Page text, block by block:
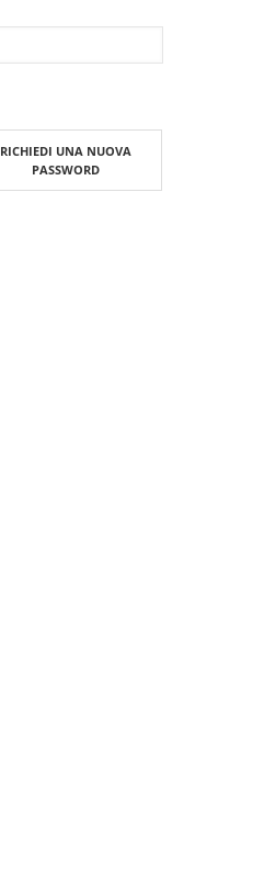
RICHIEDI UNA NUOVA
PASSWORD